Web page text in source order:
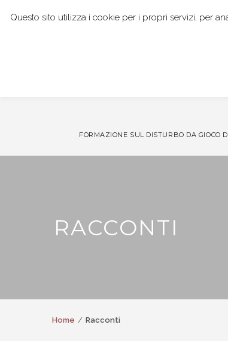
FORMAZIONE SUL DISTURBO DA GIOCO
RACCONTI
Home Racconti
Questo sito utilizza i cookie per i propri servizi, per